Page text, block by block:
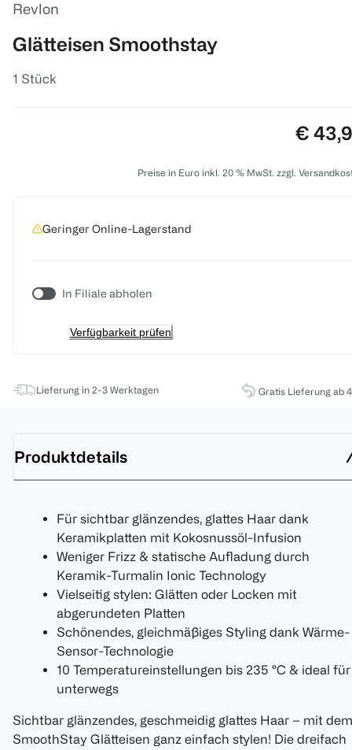
Revlon
Glätteisen Smoothstay
1 Stück
Preis:
€
Preise in Euro inkl. 20 % MwSt. zzgl.
Geringer Online-Lagerstand
In Filiale abholen
Verfügbarkeit prüfen
Lieferung in 2-3 Werktagen Gratis Lieferung ab
Produktdetails
Für sichtbar glänzendes, glattes Haar dank
Keramikplatten mit Kokosnussöl-Infusion
Weniger Frizz & statische Aufladung durch
Keramik-Turmalin Ionic Technology
Vielseitig stylen: Glätten oder Locken mit
abgerundeten Platten
Schönendes, gleichmäßiges Styling dank Wärme-
Sensor-Technologie
10 Temperatureinstellungen bis 235 °C & ideal für
unterwegs
Sichtbar glänzendes, geschmeidig glattes Haar – mit dem
SmoothStay Glätteisen ganz einfach stylen! Die dreifach